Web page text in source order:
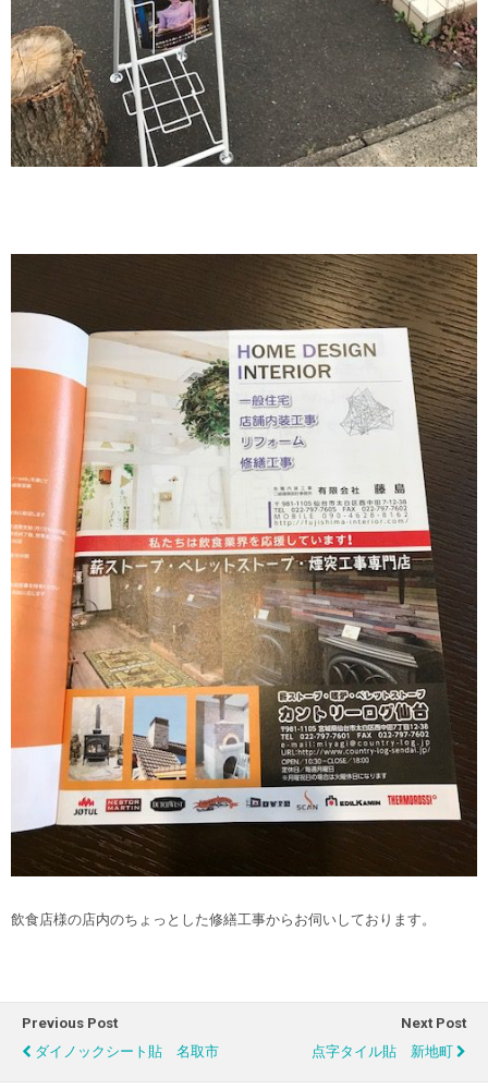
飲食店様の店内のちょっとした修繕工事からお伺いしております。
Previous Post
ダイノックシート貼 名取市
Next Post
点字タイル貼 新地町